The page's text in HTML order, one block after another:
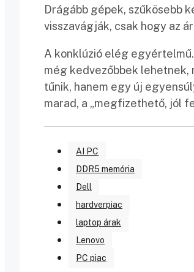
Drágább gépek, szűkösebb
visszavágják, csak hogy az
A konklúzió elég
még kedvezőbbek lehetnek,
tűnik, hanem egy új
marad, a „megfizethető, jól
AI PC
DDR5 memória
Dell
hardverpiac
laptop árak
Lenovo
PC piac